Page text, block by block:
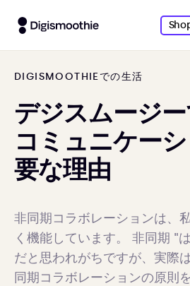
DIGISMOOTHIEでの生活
デジスムージ
コミュニケー
要な理由
非同期コラボレーションは、
く機能しています。 非同期 "
だと思われがちですが、実際
同期コラボレーションの原則